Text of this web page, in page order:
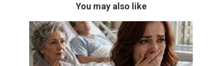
You may also like